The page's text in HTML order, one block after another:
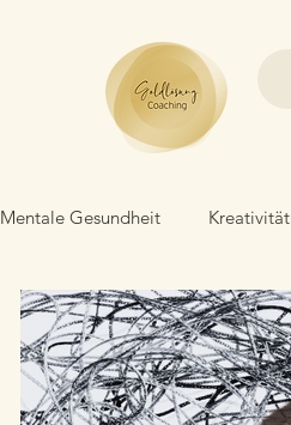
Mentale Gesundheit Kreativität
Emotionales Wachstum